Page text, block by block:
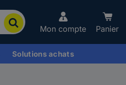
Mon compte Panier
Solutions achats